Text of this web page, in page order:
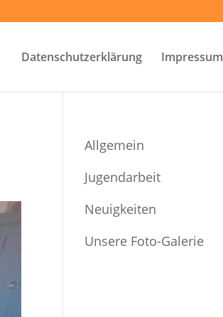
Datenschutzerklärung Impressum
Allgemein
Jugendarbeit
Neuigkeiten
Unsere Foto-Galerie